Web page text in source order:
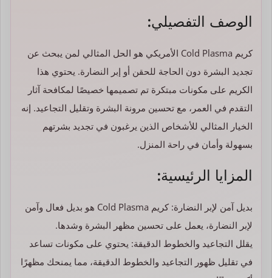
الوصف التفصيلي:
كريم Cold Plasma الأمريكي هو الحل المثالي لمن يبحث عن
تجديد البشرة دون الحاجة للحقن أو إبر النضارة. يحتوي هذا
الكريم على مكونات مبتكرة تم تصميمها خصيصًا لمكافحة آثار
التقدم في العمر، مع تحسين مرونة البشرة وتقليل التجاعيد. إنه
الخيار المثالي للأشخاص الذين يرغبون في تجديد بشرتهم
بسهولة وأمان في راحة المنزل.
المزايا الرئيسية:
بديل آمن لإبر النضارة: كريم Cold Plasma هو بديل فعال وآمن
لإبر النضارة، يعمل على تحسين مظهر البشرة وشدها.
يقلل التجاعيد والخطوط الدقيقة: يحتوي على مكونات تساعد
في تقليل ظهور التجاعيد والخطوط الدقيقة، مما يمنحك مظهرًا